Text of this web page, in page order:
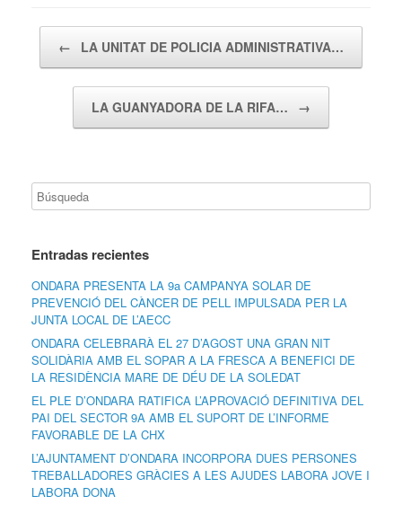
← LA UNITAT DE POLICIA ADMINISTRATIVA…
LA GUANYADORA DE LA RIFA… →
Entradas recientes
ONDARA PRESENTA LA 9a CAMPANYA SOLAR DE
PREVENCIÓ DEL CÀNCER DE PELL IMPULSADA PER LA
JUNTA LOCAL DE L’AECC
ONDARA CELEBRARÀ EL 27 D’AGOST UNA GRAN NIT
SOLIDÀRIA AMB EL SOPAR A LA FRESCA A BENEFICI DE
LA RESIDÈNCIA MARE DE DÉU DE LA SOLEDAT
EL PLE D’ONDARA RATIFICA L’APROVACIÓ DEFINITIVA DEL
PAI DEL SECTOR 9A AMB EL SUPORT DE L’INFORME
FAVORABLE DE LA CHX
L’AJUNTAMENT D’ONDARA INCORPORA DUES PERSONES
TREBALLADORES GRÀCIES A LES AJUDES LABORA JOVE I
LABORA DONA